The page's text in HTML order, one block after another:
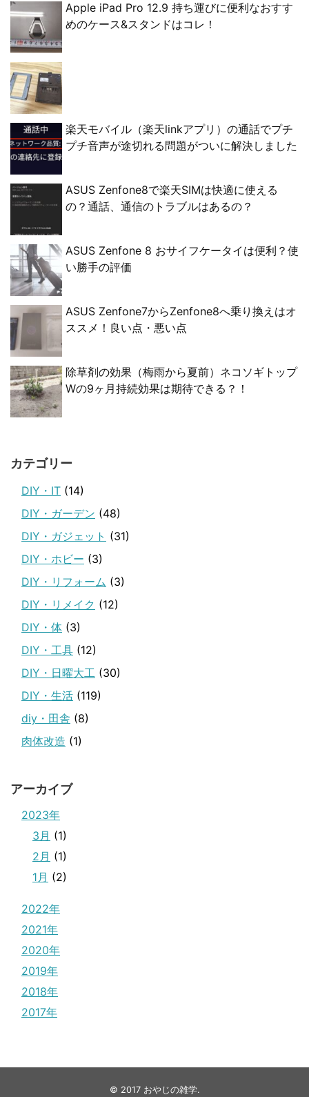
Apple iPad Pro 12.9 持ち運びに便利なおすす
めのケース&スタンドはコレ！
楽天モバイル（楽天linkアプリ）の通話でプチ
プチ音声が途切れる問題がついに解決しました
ASUS Zenfone8で楽天SIMは快適に使える
の？通話、通信のトラブルはあるの？
ASUS Zenfone 8 おサイフケータイは便利？使
い勝手の評価
ASUS Zenfone7からZenfone8へ乗り換えはオ
ススメ！良い点・悪い点
除草剤の効果（梅雨から夏前）ネコソギトップ
Wの9ヶ月持続効果は期待できる？！
カテゴリー
DIY・IT (14)
DIY・ガーデン (48)
DIY・ガジェット (31)
DIY・ホビー (3)
DIY・リフォーム (3)
DIY・リメイク (12)
DIY・体 (3)
DIY・工具 (12)
DIY・日曜大工 (30)
DIY・生活 (119)
diy・田舎 (8)
肉体改造 (1)
アーカイブ
2023年
3月 (1)
2月 (1)
1月 (2)
2022年
2021年
2020年
2019年
2018年
2017年
© 2017 おやじの雑学.